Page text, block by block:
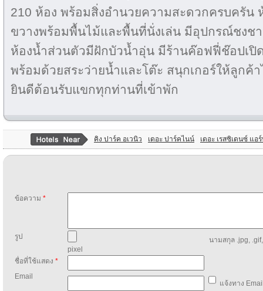
210 ห้อง พร้อมสิ่งอำนวยความสะดวกครบครัน
ขวางพร้อมพื้นไม้และพื้นที่นั่งเล่น มีอุปกรณ์ชงช
ห้องน้ำส่วนตัวมีฝักบัวน้ำอุ่น มีร้านค๊อฟฟี่ช๊อปเปิ
พร้อมด้วยสระว่ายน้ำและโต๊ะ สนุกเกอร์ให้ลูกค้
ยินดีต้อนรับแขกทุกท่านที่เข้าพัก
คิง ปาร์ค อเวนิว เดอะ ปาร์คไนน์ เดอะ เรสซิเดนซ์ แอ
ข้อความ *
รูป
นามสกุล .jpg,
pixel
ชื่อที่ใช้แสดง *
Email
แจ้งทาง